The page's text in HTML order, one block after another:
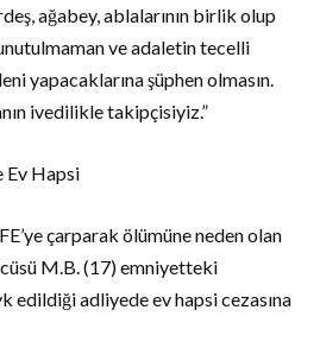
ağabey, ablalarının birlik olup
ve adaletin tecelli
yapacaklarına şüphen olmasın.
ivedilikle takipçisiyiz.”
Ev Hapsi
çarparak ölümüne neden olan
M.B. (17) emniyetteki
edildiği adliyede ev hapsi cezasına